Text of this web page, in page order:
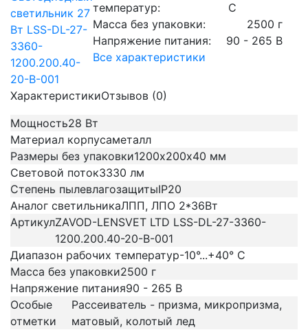
температур:
C
Масса без упаковки:
2500 г
Напряжение питания:
90 - 265 В
Все характеристики
ХарактеристикиОтзывов (0)
Мощность28 Вт
Материал корпусаметалл
Размеры без упаковки1200х200х40 мм
Световой поток3330 лм
Степень пылевлагозащитыIP20
Аналог светильникаЛПП, ЛПО 2*36Вт
АртикулZAVOD-LENSVET LTD LSS-DL-27-3360-
1200.200.40-20-B-001
Диапазон рабочих температур-10°...+40° C
Масса без упаковки2500 г
Напряжение питания90 - 265 В
Особые
отметки
Рассеиватель - призма, микропризма,
матовый, колотый лед